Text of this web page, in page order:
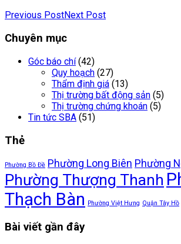
Previous PostNext Post
Chuyên mục
Góc báo chí (42)
Quy hoạch (27)
Thẩm định giá (13)
Thị trường bất động sản (5)
Thị trường chứng khoán (5)
Tin tức SBA (51)
Thẻ
Phường Bồ Đề Phường Long Biên Phường
Phường Thượng Thanh
Thạch Bàn
Phường Việt Hưng Quận Tây Hồ
Bài viết gần đây